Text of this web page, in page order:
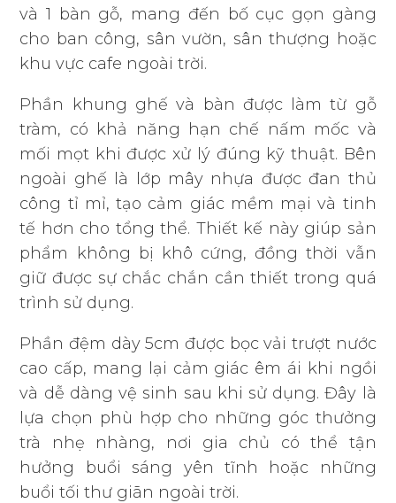
và 1 bàn gỗ, mang đến bố cục gọn gàng
cho ban công, sân vườn, sân thượng hoặc
khu vực cafe ngoài trời.
Phần khung ghế và bàn được làm từ gỗ
tràm, có khả năng hạn chế nấm mốc và
mối mọt khi được xử lý đúng kỹ thuật. Bên
ngoài ghế là lớp mây nhựa được đan thủ
công tỉ mỉ, tạo cảm giác mềm mại và tinh
tế hơn cho tổng thể. Thiết kế này giúp sản
phẩm không bị khô cứng, đồng thời vẫn
giữ được sự chắc chắn cần thiết trong quá
trình sử dụng.
Phần đệm dày 5cm được bọc vải trượt nước
cao cấp, mang lại cảm giác êm ái khi ngồi
và dễ dàng vệ sinh sau khi sử dụng. Đây là
lựa chọn phù hợp cho những góc thưởng
trà nhẹ nhàng, nơi gia chủ có thể tận
hưởng buổi sáng yên tĩnh hoặc những
buổi tối thư giãn ngoài trời.